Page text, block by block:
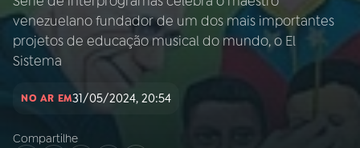
Início AO VIVO
INÍCIO
A RÁDIO
venezuelano fundador de um dos mais importantes
projetos de educação musical do mundo, o El
Sistema
NO AR EM31/05/2024, 20:54
Compartilhe